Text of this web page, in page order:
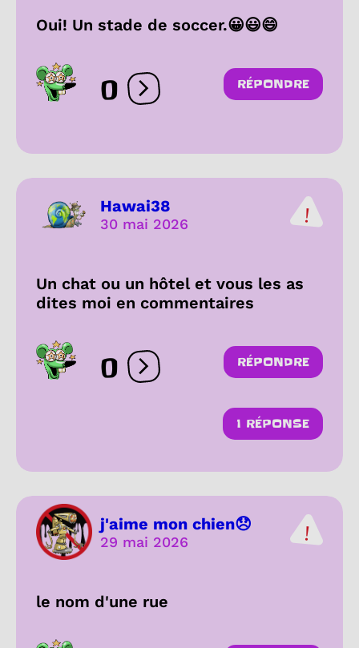
Oui! Un stade de soccer.😀😃😄
0 Ouvrir les réactions
RÉPONDRE
Hawai38
30 mai 2026
Un chat ou un hôtel et vous les as
dites moi en commentaires
0 Ouvrir les réactions
RÉPONDRE
1 RÉPONSE
j'aime mon chien😞
29 mai 2026
le nom d'une rue